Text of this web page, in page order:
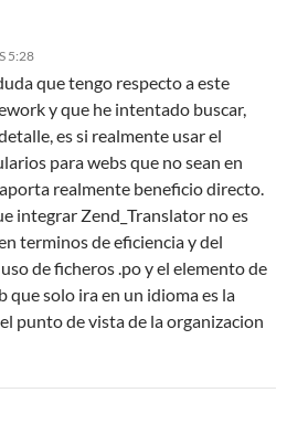
5:28
que tengo respecto a este
y que he intentado buscar,
es si realmente usar el
para webs que no sean en
realmente beneficio directo.
integrar Zend_Translator no es
terminos de eficiencia y del
de ficheros .po y el elemento de
que solo ira en un idioma es la
punto de vista de la organizacion